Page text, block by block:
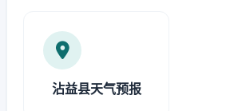
沾益县天气预报